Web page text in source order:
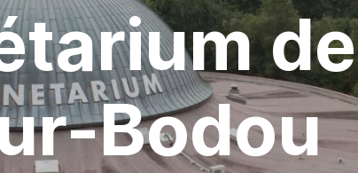
de
Bodou